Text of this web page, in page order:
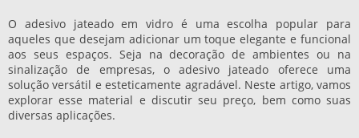
O adesivo jateado em vidro é uma escolha popular para
aqueles que desejam adicionar um toque elegante e funcional
aos seus espaços. Seja na decoração de ambientes ou na
sinalização de empresas, o adesivo jateado oferece uma
solução versátil e esteticamente agradável. Neste artigo, vamos
explorar esse material e discutir seu preço, bem como suas
diversas aplicações.